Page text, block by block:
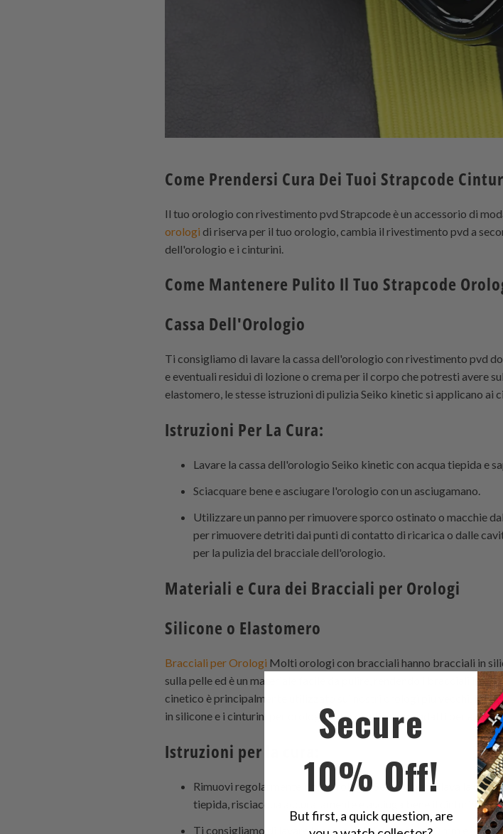
Come Prendersi Cura Dei Tuoi Strapcode
Il tuo orologio con rivestimento pvd Strapcode è un accessorio di
orologi di riserva per il tuo orologio, cambia il rivestimento pvd a
dell'orologio e i cinturini.
Come Mantenere Pulito Il Tuo Strapcode
Cassa Dell'Orologio
Ti consigliamo di lavare la cassa dell'orologio con rivestimento pvd
e eventuali residui di lozione o crema per il corpo che potresti avere
elastomero, le stesse istruzioni di pulizia Seiko kinetic si applicano ai
Istruzioni Per La Cura:
Lavare la cassa dell'orologio Seiko kinetic con acqua tiepida e
Sciacquare bene e asciugare l'orologio con un asciugamano.
Utilizzare un panno per rimuovere sporco ostinato o macchie
per rimuovere detriti dai punti di contatto di ricarica o dalle
per la pulizia del bracciale dell'orologio.
Materiali e Cura dei Bracciali per Orologi
Silicone o Elastomero
Bracciali per Orologi Molti orologi con bracciali hanno bracciali in
sulla pelle ed è un materiale facile da pulire, rendendo i bracciali in
cinetico è principalmente utilizzato sui nostri orologi più vecchi, i
in silicone e i cinturini per orologi Seiko cinetici sono adatti per
Istruzioni per la cura:
Rimuovi regolarmente il tuo orologio Seiko kinetic, lava la
tiepida, risciacqua accuratamente e asciuga bene il cinturino da
Ti consigliamo di lavare la cassa del cinturino da 20 mm e il
Secure
10% Off!
But first, a quick question, are